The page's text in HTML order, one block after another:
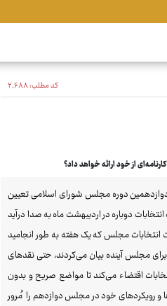
کد مطلب:۲٬۶۸۸
در خبرگان ششم و دوازدهمین دوره مجلس شورای اسلامی تعیین
دوباره در اردیبهشت ماه به صدا درآید
انتخابات مجلس که یک هفته به طور انجامید
مجلس آینده بیان می‌کردند، حتی نقدهای
اقتضاء می‌کند تا مواضع صریح و بدون
و رویکردهای خود در مجلس دوازدهم را مُرور